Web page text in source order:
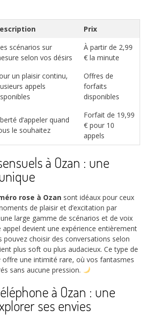
Prix
scénarios sur
selon vos désirs
À partir de 2,99
€ la minute
un plaisir continu,
appels
Offres de
forfaits
disponibles
d’appeler quand
le souhaitez
Forfait de 19,99
€ pour 10
appels
à Ozan : une
rose à Ozan sont idéaux pour ceux
de plaisir et d’excitation par
large gamme de scénarios et de voix
appel devient une expérience entièrement
pouvez choisir des conversations selon
plus soft ou plus audacieux. Ce type de
offre une intimité rare, où vos fantasmes
sans aucune pression.
à Ozan : une
ses envies